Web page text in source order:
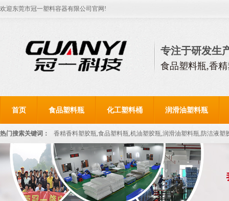
欢迎东莞市冠一塑料容器有限公司官网!
专注于研发生
食品塑料瓶,香
首页 食品塑料瓶 化工塑料桶 润滑油塑料瓶
热门搜索关键词： 香精香料塑胶瓶,食品塑料瓶,机油塑胶瓶,润滑油塑料瓶,防洁液塑